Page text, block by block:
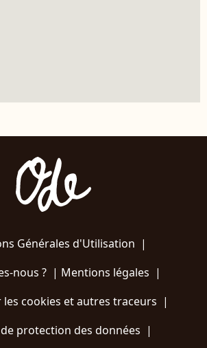
Générales d'Utilisation |
nous ?| Mentions légales |
cookies et autres traceurs |
protection des données |